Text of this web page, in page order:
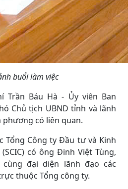
buổi làm việc
Trần Báu Hà - Ủy viên Ban
Chủ tịch UBND tỉnh và lãnh
phương có liên quan.
Tổng Công ty Đầu tư và Kinh
có ông Đinh Việt Tùng,
cùng đại diện lãnh đạo các
thuộc Tổng công ty.